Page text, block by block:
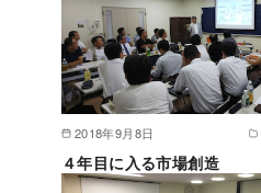
2018年9月8日
４年目に入る市場創造